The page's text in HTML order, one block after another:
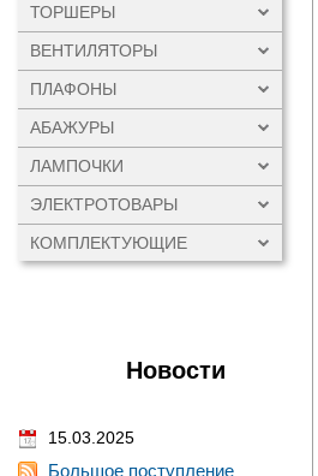
ТОРШЕРЫ
ВЕНТИЛЯТОРЫ
ПЛАФОНЫ
АБАЖУРЫ
ЛАМПОЧКИ
ЭЛЕКТРОТОВАРЫ
КОМПЛЕКТУЮЩИЕ
Новости
15.03.2025
Большое поступление